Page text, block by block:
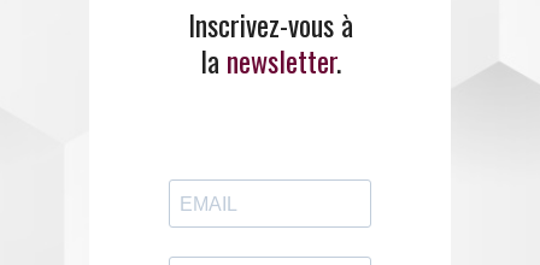
ENTREZ EN CONTACT
AVEC EMANCIPE
Inscrivez-vous à
la newsletter.